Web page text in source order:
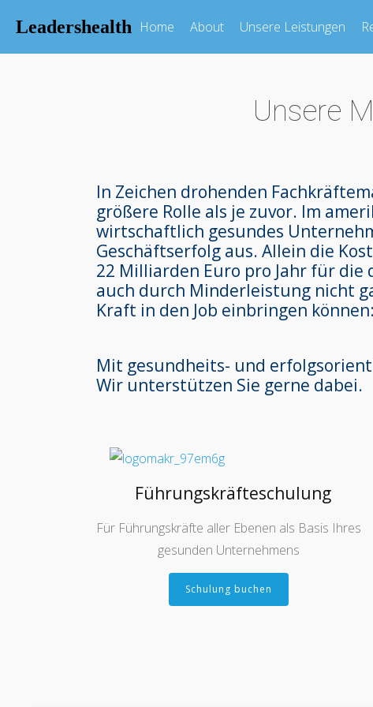
Leadershealth Home About Unsere Leistungen
Unsere
In Zeichen drohenden
größere Rolle als je zuvor. Im
wirtschaftlich gesundes
Geschäftserfolg aus. Allein die
22 Milliarden Euro pro Jahr für
auch durch Minderleistung nicht
Kraft in den Job einbringen
Mit gesundheits- und
Wir unterstützen Sie gerne dabei.
Führungskräfteschulung
Für Führungskräfte aller Ebenen als Basis Ihres
gesunden Unternehmens
Schulung buchen